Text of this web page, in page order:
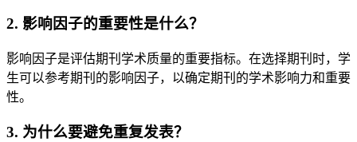
2. 影响因子的重要性是什么？
影响因子是评估期刊学术质量的重要指标。在选择期刊时，学
生可以参考期刊的影响因子，以确定期刊的学术影响力和重要
性。
3. 为什么要避免重复发表？